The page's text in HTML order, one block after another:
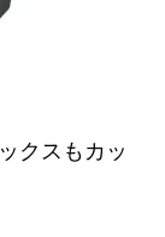
クスもカッ